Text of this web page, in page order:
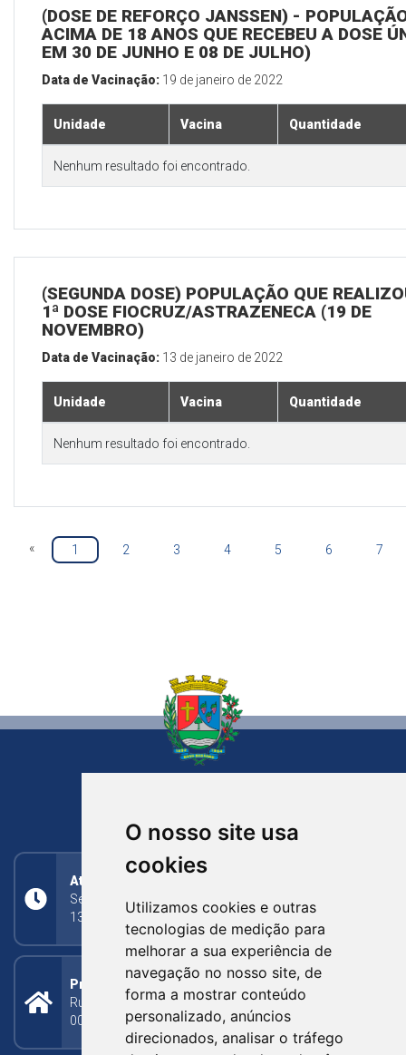
O nosso site usa
cookies
Utilizamos cookies e outras
tecnologias de medição para
melhorar a sua experiência de
navegação no nosso site, de
forma a mostrar conteúdo
personalizado, anúncios
direcionados, analisar o tráfego
(DOSE DE REFORÇO JANSSEN) -
ACIMA DE 18 ANOS QUE RECEBEU A DOSE
EM 30 DE JUNHO E 08 DE JULHO)
Data de Vacinação: 19 de janeiro de 2022
Unidade Vacina Quantidade
Nenhum resultado foi encontrado.
(SEGUNDA DOSE) POPULAÇÃO QUE
1ª DOSE FIOCRUZ/ASTRAZENECA (19 DE
NOVEMBRO)
Data de Vacinação: 13 de janeiro de 2022
Unidade Vacina Quantidade
Nenhum resultado foi encontrado.
« 1 2 3 4 5 6 7
Atendimento
Segunda a Sexta: 8h às 11h30min (manhã);
13h30min às 17h (tarde)
Prefeitura Municipal
Rua Silva Jardim, 505 - Bairro Centro - CEP: 95340-
000